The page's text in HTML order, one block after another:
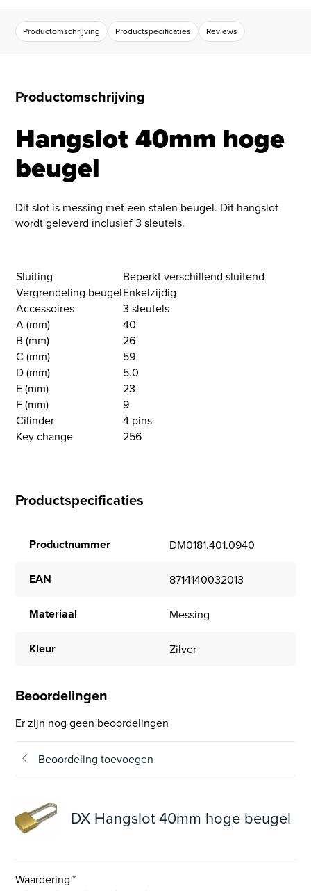
Productomschrijving Productspecificaties Reviews
Productomschrijving
Hangslot 40mm hoge
beugel
Dit slot is messing met een stalen beugel. Dit hangslot
wordt geleverd inclusief 3 sleutels.
Sluiting
Beperkt verschillend sluitend
Vergrendeling beugelEnkelzijdig
Accessoires
3 sleutels
A (mm)
40
B (mm)
26
C (mm)
59
D (mm)
5.0
E (mm)
23
F (mm)
9
Cilinder
4 pins
Key change
256
Productspecificaties
Productnummer DM0181.401.0940
EAN 8714140032013
Materiaal Messing
Kleur Zilver
Beoordelingen
Er zijn nog geen beoordelingen
Beoordeling toevoegen
DX Hangslot 40mm hoge beugel
Waardering *